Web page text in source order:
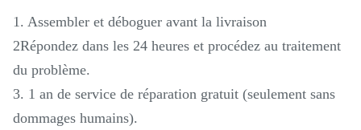
1. Assembler et déboguer avant la livraison
2Répondez dans les 24 heures et procédez au traitement
du problème.
3. 1 an de service de réparation gratuit (seulement sans
dommages humains).